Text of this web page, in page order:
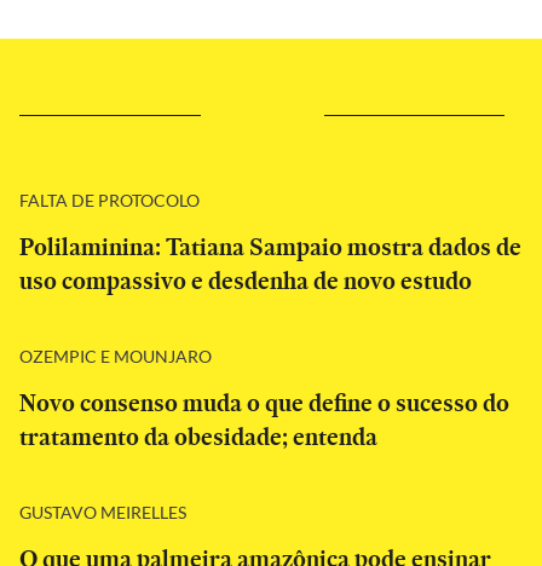
FALTA DE PROTOCOLO
Polilaminina: Tatiana Sampaio mostra dados de
uso compassivo e desdenha de novo estudo
OZEMPIC E MOUNJARO
Novo consenso muda o que define o sucesso do
tratamento da obesidade; entenda
GUSTAVO MEIRELLES
O que uma palmeira amazônica pode ensinar